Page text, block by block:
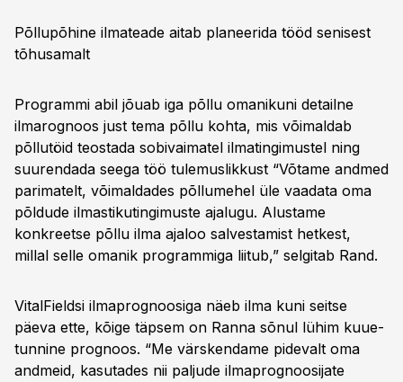
Põllupõhine ilmateade aitab planeerida tööd senisest
tõhusamalt
Programmi abil jõuab iga põllu omanikuni detailne
ilmarognoos just tema põllu kohta, mis võimaldab
põllutöid teostada sobivaimatel ilmatingimustel ning
suurendada seega töö tulemuslikkust “Võtame andmed
parimatelt, võimaldades põllumehel üle vaadata oma
põldude ilmastikutingimuste ajalugu. Alustame
konkreetse põllu ilma ajaloo salvestamist hetkest,
millal selle omanik programmiga liitub,” selgitab Rand.
VitalFieldsi ilmaprognoosiga näeb ilma kuni seitse
päeva ette, kõige täpsem on Ranna sõnul lühim kuue-
tunnine prognoos. “Me värskendame pidevalt oma
andmeid, kasutades nii paljude ilmaprognoosijate